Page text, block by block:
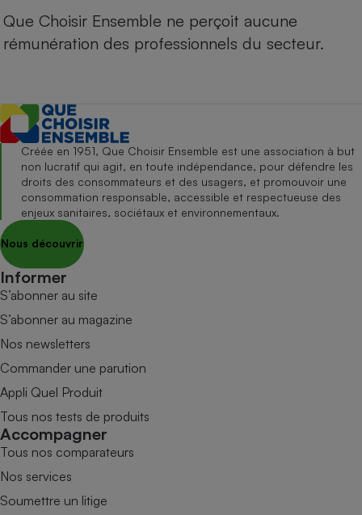
Que Choisir Ensemble ne perçoit aucune
rémunération des professionnels du secteur.
Créée en 1951, Que Choisir Ensemble est une association à but
non lucratif qui agit, en toute indépendance, pour défendre les
droits des consommateurs et des usagers, et promouvoir une
consommation responsable, accessible et respectueuse des
enjeux sanitaires, sociétaux et environnementaux.
Nous découvrir
Informer
S’abonner au site
S’abonner au magazine
Nos newsletters
Commander une parution
Appli Quel Produit
Tous nos tests de produits
Accompagner
Tous nos comparateurs
Nos services
Soumettre un litige